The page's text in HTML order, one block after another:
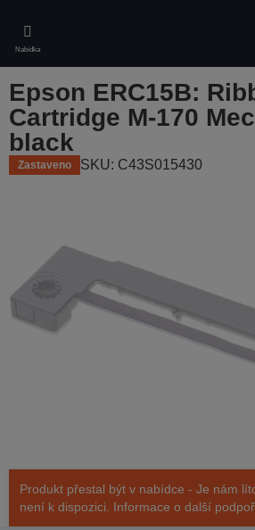
main
content
Nabídka
Epson ERC15B:
Cartridge M-170
black
Zastaveno SKU: C43S015430
Produkt přestal být v nabídce - Je nám
není k dispozici. Informace o další